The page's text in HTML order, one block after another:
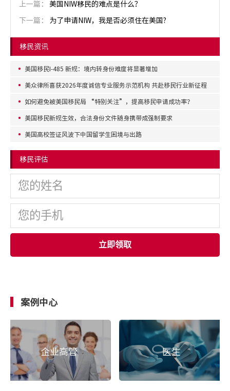
上一篇： 美国NIW移民的难点是什么？
下一篇： 为了申请NIW，我是否必须住在美国?
移民资讯
美国移民I-485 新规：境内转身份难度将显著增加
美众律所喜获2026年度诚信专业服务示范机构 共赴移民行业新征程
如何避免被美国移民局 “特别关注”，提高移民申请成功率？
美国移民新规生效，合法身份文件随身携带成强制要求
美国高校签证风波下中国留学生困境与出路
移民评估
立即领取
案例中心
企业高管 医生